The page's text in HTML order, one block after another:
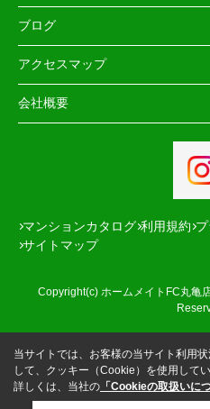
ブログ
アクセスマップ
会社概要
マンションカタログ 利用規約
サイトマップ
Copyright(c) ホームメイトFC丸亀
当サイトでは、お客様の当サイト利用
して、クッキー（Cookie）を使用してい
詳しくは、当社の 「Cookieの取扱いに